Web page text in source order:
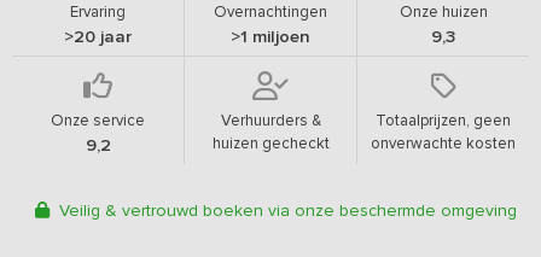
Ervaring
>20 jaar
Overnachtingen
>1 miljoen
Onze huizen
9,3
Onze service
9,2
Verhuurders &
huizen gecheckt
Totaalprijzen, geen
onverwachte kosten
Veilig & vertrouwd boeken via onze beschermde omgeving